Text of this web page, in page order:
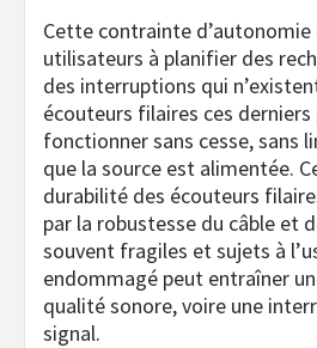
Cette contrainte d’autonomie
utilisateurs à planifier des
des interruptions qui
écouteurs filaires ces
fonctionner sans cesse, sans
que la source est alimentée.
durabilité des écouteurs
par la robustesse du câble et
souvent fragiles et sujets à
endommagé peut entraîner
qualité sonore, voire une
signal.